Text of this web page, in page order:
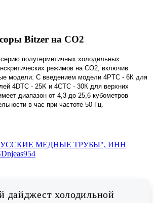
Bitzer на CO2
полугерметичных холодильных
режимов на CO2, включив
модели. С введением модели 4PTC - 6К для
4DTC - 25K и 4CTC - 30К для верхних
диапазон от 4,3 до 25,6 кубометров
в час при частоте 50 Гц.
дайджест холодильной